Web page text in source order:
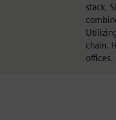
stack,
chain.
offices.